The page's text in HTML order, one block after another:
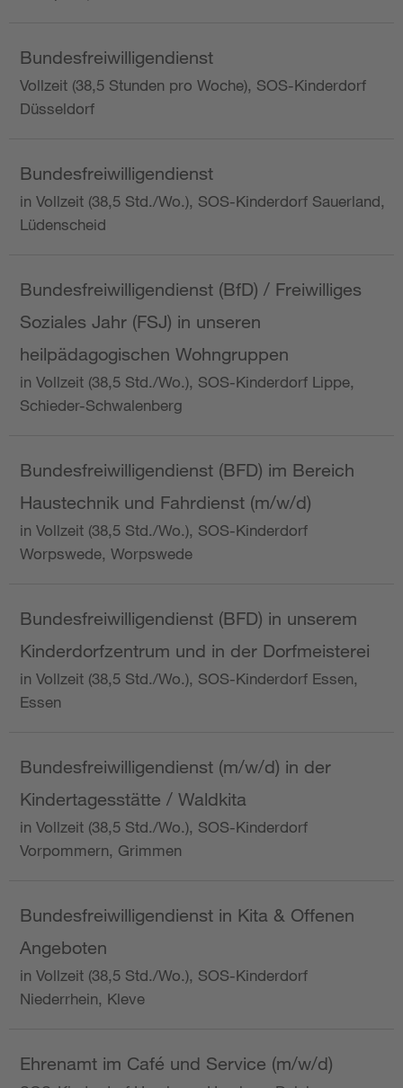
Bundesfreiwilligendienst
Vollzeit (38,5 Stunden pro Woche), SOS-Kinderdorf
Düsseldorf
Bundesfreiwilligendienst
in Vollzeit (38,5 Std./Wo.), SOS-Kinderdorf Sauerland,
Lüdenscheid
Bundesfreiwilligendienst (BfD) / Freiwilliges
Soziales Jahr (FSJ) in unseren
heilpädagogischen Wohngruppen
in Vollzeit (38,5 Std./Wo.), SOS-Kinderdorf Lippe,
Schieder-Schwalenberg
Bundesfreiwilligendienst (BFD) im Bereich
Haustechnik und Fahrdienst (m/w/d)
in Vollzeit (38,5 Std./Wo.), SOS-Kinderdorf
Worpswede, Worpswede
Bundesfreiwilligendienst (BFD) in unserem
Kinderdorfzentrum und in der Dorfmeisterei
in Vollzeit (38,5 Std./Wo.), SOS-Kinderdorf Essen,
Essen
Bundesfreiwilligendienst (m/w/d) in der
Kindertagesstätte / Waldkita
in Vollzeit (38,5 Std./Wo.), SOS-Kinderdorf
Vorpommern, Grimmen
Bundesfreiwilligendienst in Kita & Offenen
Angeboten
in Vollzeit (38,5 Std./Wo.), SOS-Kinderdorf
Niederrhein, Kleve
Ehrenamt im Café und Service (m/w/d)